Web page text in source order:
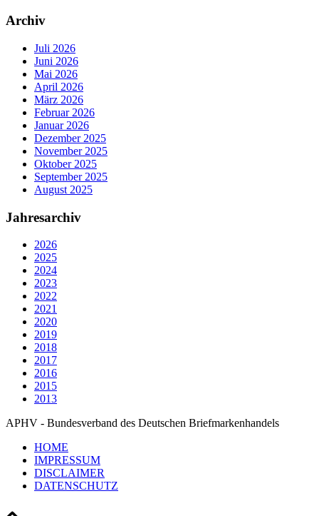
Archiv
Juli 2026
Juni 2026
Mai 2026
April 2026
März 2026
Februar 2026
Januar 2026
Dezember 2025
November 2025
Oktober 2025
September 2025
August 2025
Jahresarchiv
2026
2025
2024
2023
2022
2021
2020
2019
2018
2017
2016
2015
2013
APHV - Bundesverband des Deutschen Briefmarkenhandels
HOME
IMPRESSUM
DISCLAIMER
DATENSCHUTZ